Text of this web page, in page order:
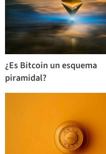
¿Es Bitcoin un esquema
piramidal?